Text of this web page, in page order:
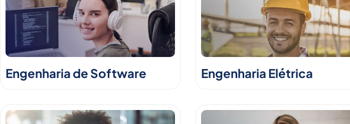
Engenharia de Software Engenharia Elétrica